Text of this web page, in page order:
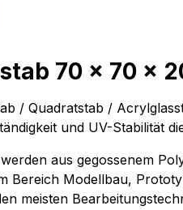
70 x 70 x
/ Quadratstab /
und UV-
aus gegossenem
Bereich Modellbau,
meisten